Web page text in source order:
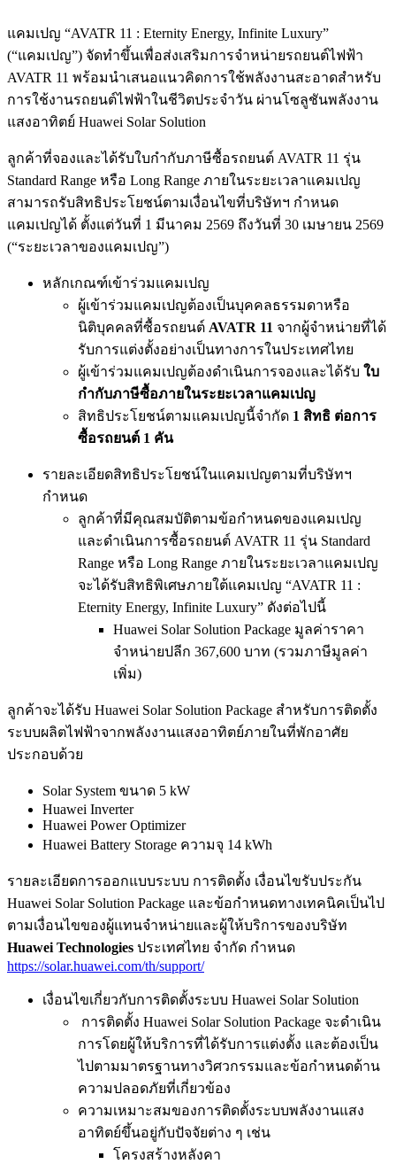
แคมเปญ “AVATR 11 : Eternity Energy, Infinite Luxury”
(“แคมเปญ”) จัดทำขึ้นเพื่อส่งเสริมการจำหน่ายรถยนต์ไฟฟ้า
AVATR 11 พร้อมนำเสนอแนวคิดการใช้พลังงานสะอาดสำหรับ
การใช้งานรถยนต์ไฟฟ้าในชีวิตประจำวัน ผ่านโซลูชันพลังงาน
แสงอาทิตย์ Huawei Solar Solution
ลูกค้าที่จองและได้รับใบกำกับภาษีซื้อรถยนต์ AVATR 11 รุ่น
Standard Range หรือ Long Range ภายในระยะเวลาแคมเปญ
สามารถรับสิทธิประโยชน์ตามเงื่อนไขที่บริษัทฯ กำหนด
แคมเปญได้ ตั้งแต่วันที่ 1 มีนาคม 2569 ถึงวันที่ 30 เมษายน 2569
(“ระยะเวลาของแคมเปญ”)
หลักเกณฑ์เข้าร่วมแคมเปญ
ผู้เข้าร่วมแคมเปญต้องเป็นบุคคลธรรมดาหรือ
นิติบุคคลที่ซื้อรถยนต์ AVATR 11 จากผู้จำหน่ายที่ได้
รับการแต่งตั้งอย่างเป็นทางการในประเทศไทย
ผู้เข้าร่วมแคมเปญต้องดำเนินการจองและได้รับ ใบ
กำกับภาษีซื้อภายในระยะเวลาแคมเปญ
สิทธิประโยชน์ตามแคมเปญนี้จำกัด 1 สิทธิ ต่อการ
ซื้อรถยนต์ 1 คัน
รายละเอียดสิทธิประโยชน์ในแคมเปญตามที่บริษัทฯ
กำหนด
ลูกค้าที่มีคุณสมบัติตามข้อกำหนดของแคมเปญ
และดำเนินการซื้อรถยนต์ AVATR 11 รุ่น Standard
Range หรือ Long Range ภายในระยะเวลาแคมเปญ
จะได้รับสิทธิพิเศษภายใต้แคมเปญ “AVATR 11 :
Eternity Energy, Infinite Luxury” ดังต่อไปนี้
Huawei Solar Solution Package มูลค่าราคา
จำหน่ายปลีก 367,600 บาท (รวมภาษีมูลค่า
เพิ่ม)
ลูกค้าจะได้รับ Huawei Solar Solution Package สำหรับการติดตั้ง
ระบบผลิตไฟฟ้าจากพลังงานแสงอาทิตย์ภายในที่พักอาศัย
ประกอบด้วย
Solar System ขนาด 5 kW
Huawei Inverter
Huawei Power Optimizer
Huawei Battery Storage ความจุ 14 kWh
รายละเอียดการออกแบบระบบ การติดตั้ง เงื่อนไขรับประกัน
Huawei Solar Solution Package และข้อกำหนดทางเทคนิคเป็นไป
ตามเงื่อนไขของผู้แทนจำหน่ายและผู้ให้บริการของบริษัท
Huawei Technologies ประเทศไทย จำกัด กำหนด
https://solar.huawei.com/th/support/
เงื่อนไขเกี่ยวกับการติดตั้งระบบ Huawei Solar Solution
การติดตั้ง Huawei Solar Solution Package จะดำเนิน
การโดยผู้ให้บริการที่ได้รับการแต่งตั้ง และต้องเป็น
ไปตามมาตรฐานทางวิศวกรรมและข้อกำหนดด้าน
ความปลอดภัยที่เกี่ยวข้อง
ความเหมาะสมของการติดตั้งระบบพลังงานแสง
อาทิตย์ขึ้นอยู่กับปัจจัยต่าง ๆ เช่น
โครงสร้างหลังคา